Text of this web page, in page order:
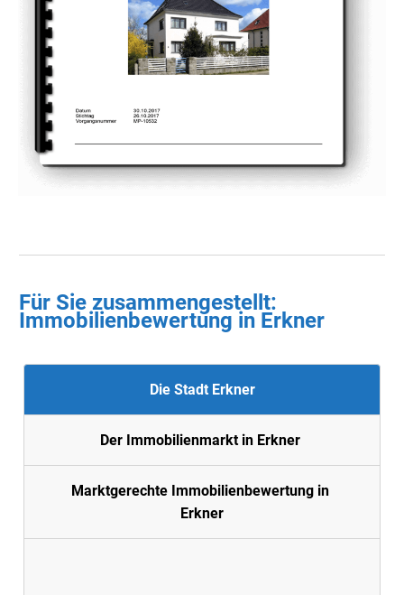
Für Sie zusammengestellt :
Immobilienbewertung in Erkner
Die Stadt Erkner
Der Immobilienmarkt in Erkner
Marktgerechte Immobilienbewertung in
Erkner